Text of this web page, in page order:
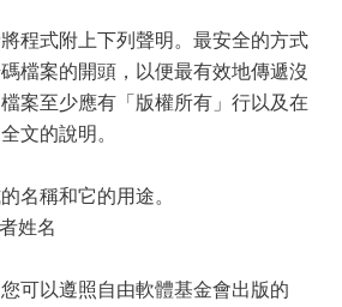
程式附上下列聲明。最安全的方式
檔案的開頭，以便最有效地傳遞沒
案至少應有「版權所有」行以及在
文的說明。
名稱和它的用途。
姓名
可以遵照自由軟體基金會出版的